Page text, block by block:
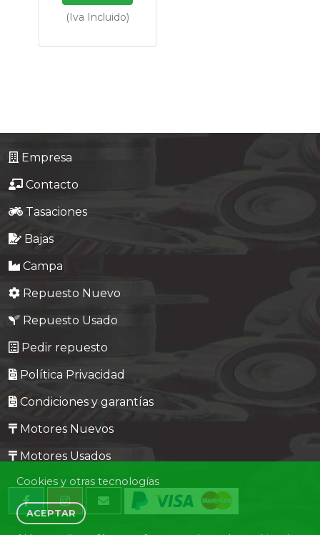
Contacto(Iva Incluido)
Empresa
Contacto
Tasaciones
Bajas
Campa
Repuesto Nuevo
Repuesto Usado
Pedir repuesto
Política Privacidad
Condiciones y garantías
Motores Nuevos
Motores Usados
Cookies y otras tecnologías
ACEPTAR